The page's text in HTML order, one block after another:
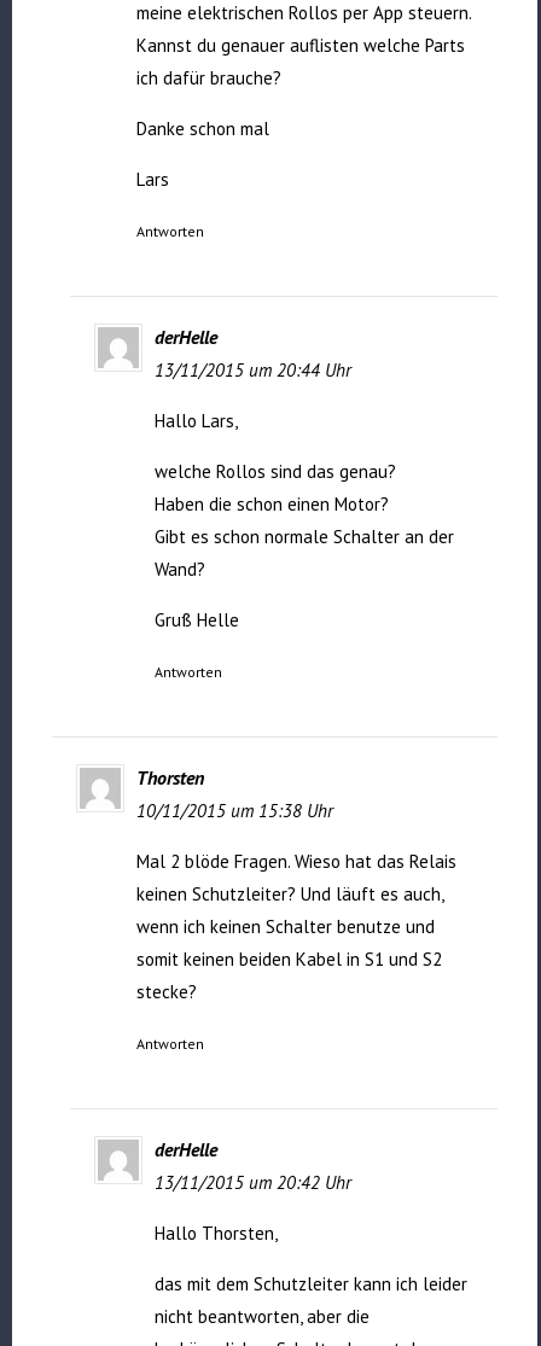
meine elektrischen Rollos per App steuern.
Kannst du genauer auflisten welche Parts
ich dafür brauche?
Danke schon mal
Lars
Antworten
derHelle
13/11/2015 um 20:44 Uhr
Hallo Lars,
welche Rollos sind das genau?
Haben die schon einen Motor?
Gibt es schon normale Schalter an der
Wand?
Gruß Helle
Antworten
Thorsten
10/11/2015 um 15:38 Uhr
Mal 2 blöde Fragen. Wieso hat das Relais
keinen Schutzleiter? Und läuft es auch,
wenn ich keinen Schalter benutze und
somit keinen beiden Kabel in S1 und S2
stecke?
Antworten
derHelle
13/11/2015 um 20:42 Uhr
Hallo Thorsten,
das mit dem Schutzleiter kann ich leider
nicht beantworten, aber die